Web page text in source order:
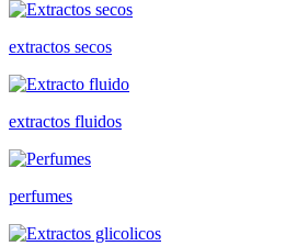
extractos secos
extractos fluidos
perfumes